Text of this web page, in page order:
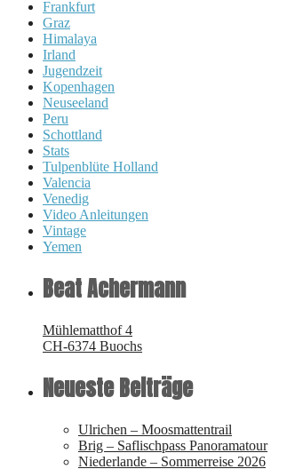
Frankfurt
Graz
Himalaya
Irland
Jugendzeit
Kopenhagen
Neuseeland
Peru
Schottland
Stats
Tulpenblüte Holland
Valencia
Venedig
Video Anleitungen
Vintage
Yemen
Beat Achermann
Mühlematthof 4
CH-6374 Buochs
Neueste Beiträge
Ulrichen – Moosmattentrail
Brig – Saflischpass Panoramatour
Niederlande – Sommerreise 2026